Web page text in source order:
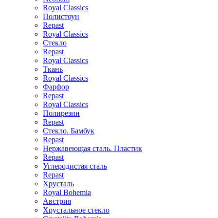
Royal Classics
Полистоун
Repast
Royal Classics
Стекло
Repast
Royal Classics
Ткань
Royal Classics
Фарфор
Repast
Royal Classics
Полирезин
Repast
Стекло. Бамбук
Repast
Нержавеющая сталь. Пластик
Repast
Углеродистая сталь
Repast
Хрусталь
Royal Bohemia
Австрия
Хрустальное стекло